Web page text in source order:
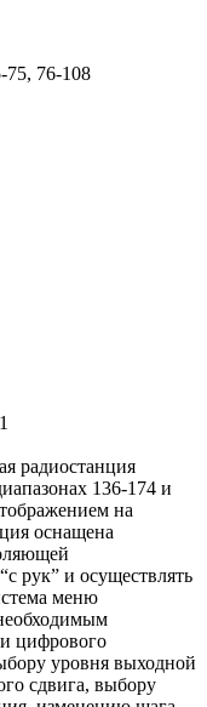
76-108
радиостанция
136-174 и
на
оснащена
рук” и осуществлять
меню
цифрового
уровня выходной
сдвига, выбору